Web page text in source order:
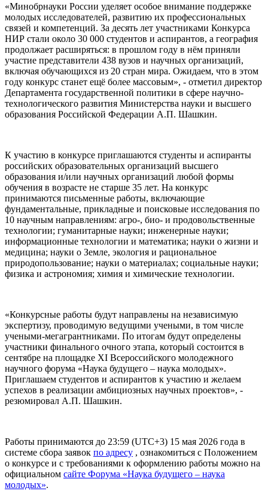
«Минобрнауки России уделяет особое внимание поддержке
молодых исследователей, развитию их профессиональных
связей и компетенций. За десять лет участниками Конкурса
НИР стали около 30 000 студентов и аспирантов, а география
продолжает расширяться: в прошлом году в нём приняли
участие представители 438 вузов и научных организаций,
включая обучающихся из 20 стран мира. Ожидаем, что в этом
году конкурс станет ещё более массовым», - отметил директор
Департамента государственной политики в сфере научно-
технологического развития Министерства науки и высшего
образования Российской Федерации А.П. Шашкин.
К участию в конкурсе приглашаются студенты и аспиранты
российских образовательных организаций высшего
образования и/или научных организаций любой формы
обучения в возрасте не старше 35 лет. На конкурс
принимаются письменные работы, включающие
фундаментальные, прикладные и поисковые исследования по
10 научным направлениям: агро-, био- и продовольственные
технологии; гуманитарные науки; инженерные науки;
информационные технологии и математика; науки о жизни и
медицина; науки о Земле, экология и рациональное
природопользование; науки о материалах; социальные науки;
физика и астрономия; химия и химические технологии.
«Конкурсные работы будут направлены на независимую
экспертизу, проводимую ведущими учеными, в том числе
учеными-мегагрантниками. По итогам будут определены
участники финального очного этапа, который состоится в
сентябре на площадке XI Всероссийского молодежного
научного форума «Наука будущего – наука молодых».
Приглашаем студентов и аспирантов к участию и желаем
успехов в реализации амбициозных научных проектов», -
резюмировал А.П. Шашкин.
Работы принимаются до 23:59 (UTC+3) 15 мая 2026 года в
системе сбора заявок по адресу , ознакомиться с Положением
о конкурсе и с требованиями к оформлению работы можно на
официальном сайте Форума «Наука будущего – наука
молодых».